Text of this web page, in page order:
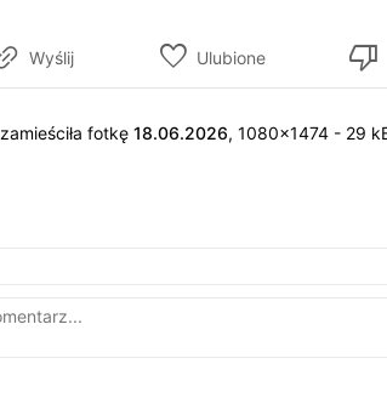
Wyślij Ulubione
zamieściła fotkę18.06.2026, 1080x1474 - 29